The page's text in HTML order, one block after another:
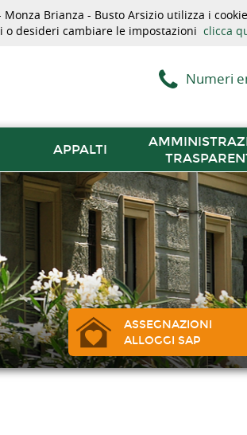
Brianza - Busto Arsizio utilizza i
desideri cambiare le impostazioni clicca
Numeri
APPALTI
ASSEGNAZIONI
ALLOGGI SAP